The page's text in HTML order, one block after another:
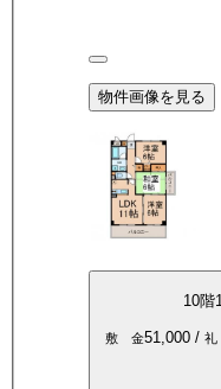
物件画像を見る
10階
敷 金51,000/